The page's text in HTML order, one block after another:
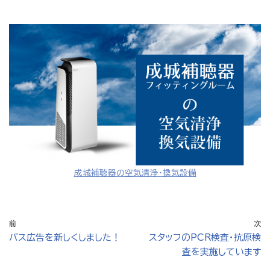
成城補聴器の空気清浄・換気設備
前
バス広告を新しくしました！
次
スタッフのPCR検査・抗原検
査を実施しています